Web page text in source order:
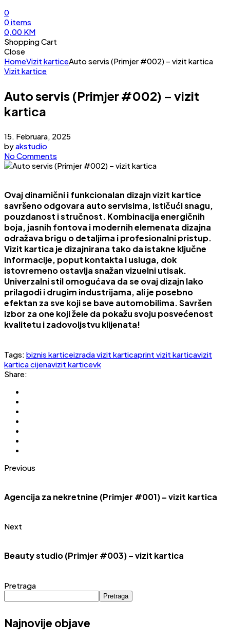
0
0items
0,00 KM
Shopping Cart
Close
HomeVizit karticeAuto servis (Primjer #002) – vizit kartica
Vizit kartice
Auto servis (Primjer #002) – vizit
kartica
15. Februara, 2025
byakstudio
No Comments
Ovaj dinamični i funkcionalan dizajn vizit kartice
savršeno odgovara auto servisima, ističući snagu,
pouzdanost i stručnost. Kombinacija energičnih
boja, jasnih fontova i modernih elemenata dizajna
odražava brigu o detaljima i profesionalni pristup.
Vizit kartica je dizajnirana tako da istakne ključne
informacije, poput kontakta i usluga, dok
istovremeno ostavlja snažan vizuelni utisak.
Univerzalni stil omogućava da se ovaj dizajn lako
prilagodi i drugim industrijama, ali je posebno
efektan za sve koji se bave automobilima. Savršen
izbor za one koji žele da pokažu svoju posvećenost
kvalitetu i zadovoljstvu klijenata!
Tags: biznis karticeizrada vizit karticaprint vizit karticavizit
kartica cijenavizit karticevk
Share:
Previous
Agencija za nekretnine (Primjer #001) – vizit kartica
Next
Beauty studio (Primjer #003) – vizit kartica
Pretraga
Pretraga
Najnovije objave